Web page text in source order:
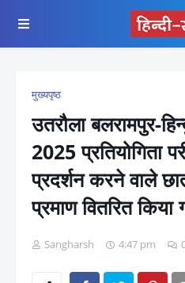
मुख्यपृष्ठ
उतरौला बलरामपुर-
2025 प्रतियोगिता
प्रदर्शन करने वाले
प्रमाण वितरित किया
Sangharsh 4:47 pm